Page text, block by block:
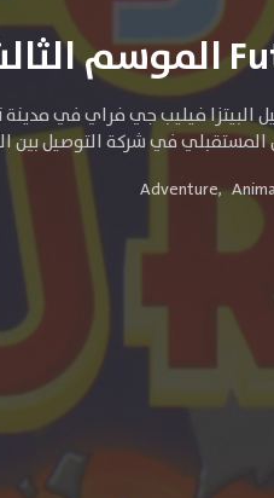
فيليب جي فراي في
المستقبلي في شركة التوصيل بين
Adventure,